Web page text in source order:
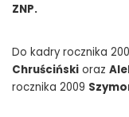
ZNP.
Do kadry rocznika
Chruściński oraz
rocznika 2009